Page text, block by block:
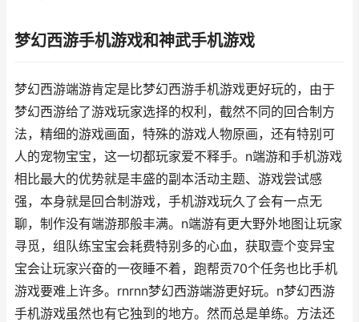
梦幻西游手机游戏和神武手机游戏
梦幻西游端游肯定是比梦幻西游手机游戏更好玩的，由于
梦幻西游给了游戏玩家选择的权利，截然不同的回合制方
法，精细的游戏画面，特殊的游戏人物原画，还有特别可
人的宠物宝宝，这一切都玩家爱不释手。n端游和手机游戏
相比最大的优势就是丰盛的副本活动主题、游戏尝试感
强，本身就是回合制游戏，手机游戏玩久了会有一点无
聊，制作没有端游那般丰满。n端游有更大野外地图让玩家
寻觅，组队练宝宝会耗费特别多的心血，获取壹个变异宝
宝会让玩家兴奋的一夜睡不着，跑帮贡70个任务也比手机
游戏要难上许多。rnrnn梦幻西游端游更好玩。n梦幻西游
手机游戏虽然也有它独到的地方。然而总是单练。方法还